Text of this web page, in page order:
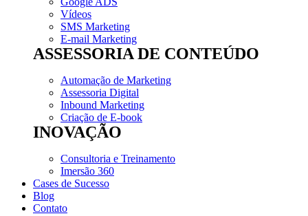
Vídeos
SMS Marketing
E-mail Marketing
ASSESSORIA DE CONTEÚDO
Automação de Marketing
Assessoria Digital
Inbound Marketing
Criação de E-book
INOVAÇÃO
Consultoria e Treinamento
Imersão 360
Cases de Sucesso
Blog
Contato